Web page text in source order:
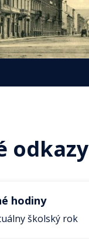
odkazy
hodiny
školský rok